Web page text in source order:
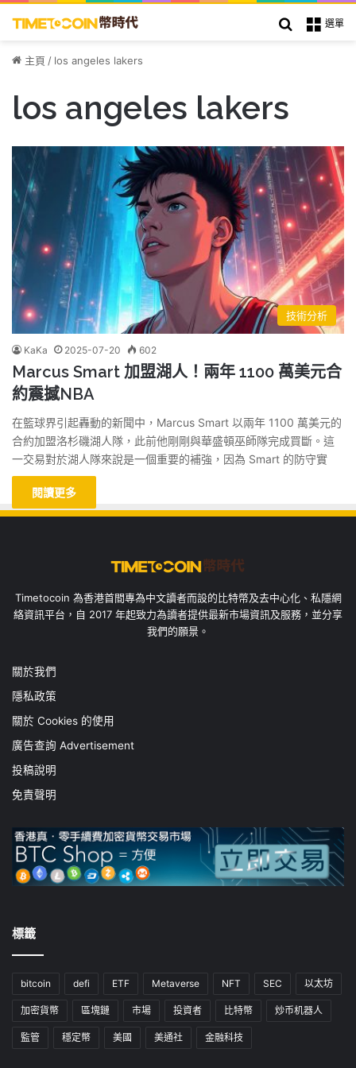
選單
搜索
主頁 / los angeles lakers
los angeles lakers
技術分析
KaKa 2025-07-20 602
Marcus Smart 加盟湖人！兩年 1100 萬美元合
約震撼NBA
在籃球界引起轟動的新聞中，Marcus Smart 以兩年 1100 萬美元的
合約加盟洛杉磯湖人隊，此前他剛剛與華盛頓巫師隊完成買斷。這
一交易對於湖人隊來說是一個重要的補強，因為 Smart 的防守實
閱讀更多
Timetocoin 為香港首間專為中文讀者而設的比特幣及去中心化、私隱網
絡資訊平台，自 2017 年起致力為讀者提供最新市場資訊及服務，並分享
我們的願景。
關於我們
隱私政策
關於 Cookies 的使用
廣告查詢 Advertisement
投稿說明
免責聲明
標籤
bitcoin defi ETF Metaverse NFT SEC 以太坊
加密貨幣 區塊鏈 市場 投資者 比特幣 炒币机器人
監管 穩定幣 美國 美通社 金融科技